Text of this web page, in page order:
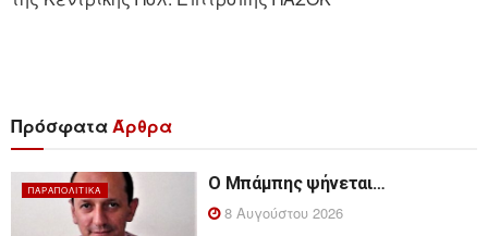
ΠρόσφαταΆρθρα
ΠΑΡΑΠΟΛΙΤΙΚΆ
Ο Μπάμπης ψήνεται…
8 Αυγούστου 2026